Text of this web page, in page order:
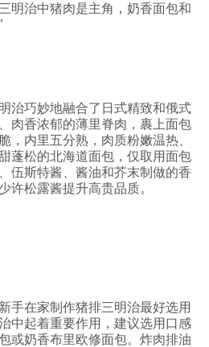
明治中猪肉是主角，奶香面包和
治巧妙地融合了日式精致和俄式
肉香浓郁的薄里脊肉，裹上面包
，内里五分熟，肉质粉嫩温热、
蓬松的北海道面包，仅取用面包
伍斯特酱、酱油和芥末制做的香
许松露酱提升高贵品质。
手在家制作猪排三明治最好选用
中起着重要作用，建议选用口感
或奶香布里欧修面包。炸肉排油